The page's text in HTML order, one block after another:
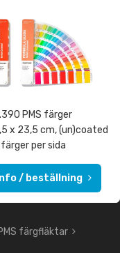
PMS färger
x 23,5 cm, (un)coated
färger per sida
Info / beställning
färgfläktar